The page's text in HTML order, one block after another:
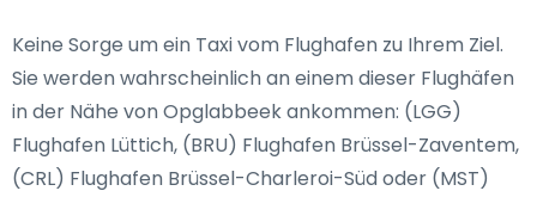
Keine Sorge um ein Taxi vom Flughafen zu Ihrem Ziel.
Sie werden wahrscheinlich an einem dieser Flughäfen
in der Nähe von Opglabbeek ankommen: (LGG)
Flughafen Lüttich, (BRU) Flughafen Brüssel-Zaventem,
(CRL) Flughafen Brüssel-Charleroi-Süd oder (MST)